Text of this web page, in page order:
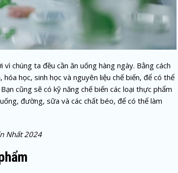
chúng ta đều cần ăn uống hàng ngày. Bằng cách
học, sinh học và nguyên liệu chế biến, để có thể
cũng sẽ có kỹ năng chế biến các loại thực phẩm
đường, sữa và các chất béo, để có thể làm
Nhất 2024